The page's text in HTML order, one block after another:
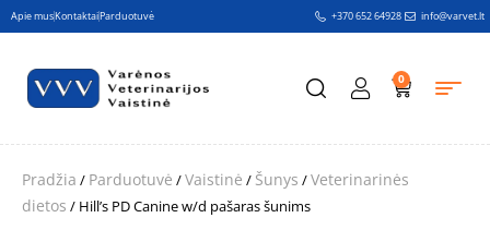
Apie musKontaktaiParduotuvė +370 652 64928 info@varvet.lt
0
Pradžia / Parduotuvė /Vaistinė / Šunys /Veterinarinės
dietos / Hill’s PD Canine w/d pašaras šunims